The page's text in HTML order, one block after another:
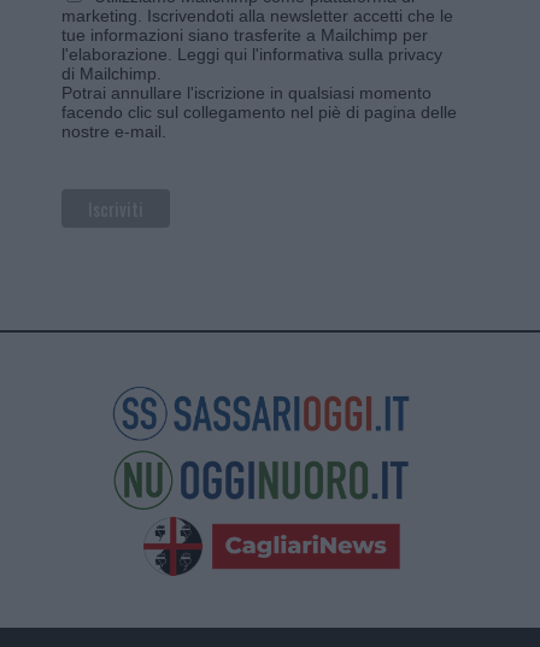
marketing. Iscrivendoti alla newsletter accetti che le
tue informazioni siano trasferite a Mailchimp per
l'elaborazione. Leggi qui l'informativa sulla privacy
di Mailchimp
Potrai annullare l'iscrizione in qualsiasi momento
facendo clic sul collegamento nel piè di pagina delle
nostre e-mail.